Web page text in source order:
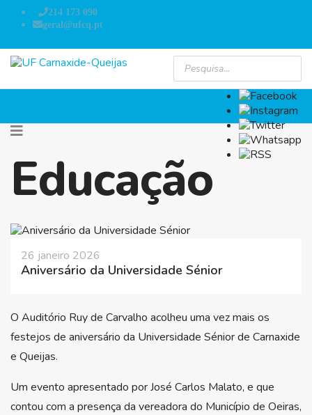
214 173 090
geral@ufcq.pt
Educação
26 janeiro 2026
Aniversário da Universidade Sénior
O Auditório Ruy de Carvalho acolheu uma vez mais os
festejos de aniversário da Universidade Sénior de Carnaxide
e Queijas.
Um evento apresentado por José Carlos Malato, e que
contou com a presença da vereadora do Município de Oeiras,